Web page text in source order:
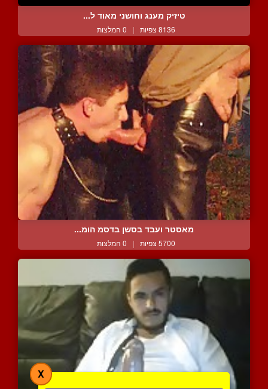
טיזיק מענג וחושני מאוד ל...
8136 צפיות | 0 המלצות
מאסטר ועבד בסשן בדסמ הומ...
5700 צפיות | 0 המלצות
X